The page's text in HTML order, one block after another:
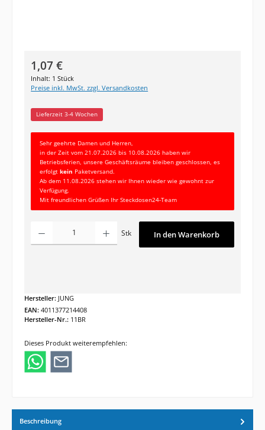
Regulärer Preis:
1,07 €
Inhalt: 1 Stück
Preise inkl. MwSt. zzgl. Versandkosten
Lieferzeit 3-4 Wochen
Sehr geehrte Damen und Herren,
in der Zeit vom 21.07.2026 bis 10.08.2026 haben wir
Betriebsferien, unsere Geschäftsräume bleiben geschlossen, es
erfolgtkein Paketversand.
Ab dem 11.08.2026 stehen wir Ihnen wieder wie gewohnt zur
Verfügung.
Mit freundlichen Grüßen Ihr Steckdosen24-Team
Produkt Anzahl: Gib den gewünschten Wert ein oder benutze die
Stk In den Warenkorb
Hersteller: JUNG
EAN: 4011377214408
Hersteller-Nr.: 11BR
Dieses Produkt weiterempfehlen:
Beschreibung